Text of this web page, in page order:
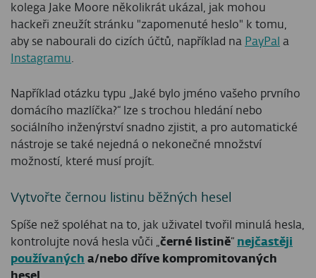
kolega Jake Moore několikrát ukázal, jak mohou
hackeři zneužít stránku "zapomenuté heslo" k tomu,
aby se nabourali do cizích účtů, například na PayPal a
Instagramu.
Například otázku typu „Jaké bylo jméno vašeho prvního
domácího mazlíčka?“ lze s trochou hledání nebo
sociálního inženýrství snadno zjistit, a pro automatické
nástroje se také nejedná o nekonečné množství
možností, které musí projít.
Vytvořte černou listinu běžných hesel
Spíše než spoléhat na to, jak uživatel tvořil minulá hesla,
kontrolujte nová hesla vůči „černé listině“ nejčastěji
používaných a/nebo dříve kompromitovaných